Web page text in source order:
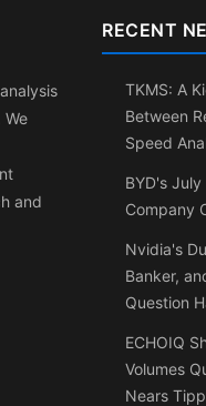
and
RECENT
TKMS: A
Between
Speed
BYD's
Company
Nvidia's
Banker,
Question
ECHOIQ
Volumes
Nears